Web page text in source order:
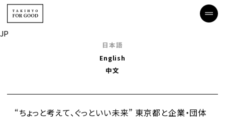
JP
日本語
English
中文
“ちょっと考えて、ぐっといい未来” 東京都と企業・団体